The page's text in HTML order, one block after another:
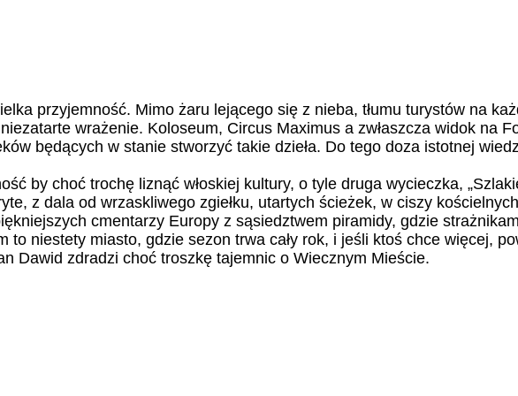
przyjemność. Mimo żaru lejącego się z nieba, tłumu turystów na
wrażenie. Koloseum, Circus Maximus a zwłaszcza widok na
będących w stanie stworzyć takie dzieła. Do tego doza istotnej
by choć trochę liznąć włoskiej kultury, o tyle druga wycieczka,
z dala od wrzaskliwego zgiełku, utartych ścieżek, w ciszy
cmentarzy Europy z sąsiedztwem piramidy, gdzie
niestety miasto, gdzie sezon trwa cały rok, i jeśli ktoś chce więcej,
Dawid zdradzi choć troszkę tajemnic o Wiecznym Mieście.